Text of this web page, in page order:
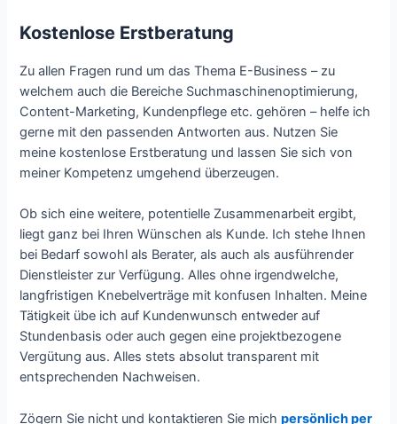
Kostenlose Erstberatung
Zu allen Fragen rund um das Thema E-Business – zu
welchem auch die Bereiche Suchmaschinenoptimierung,
Content-Marketing, Kundenpflege etc. gehören – helfe ich
gerne mit den passenden Antworten aus. Nutzen Sie
meine kostenlose Erstberatung und lassen Sie sich von
meiner Kompetenz umgehend überzeugen.
Ob sich eine weitere, potentielle Zusammenarbeit ergibt,
liegt ganz bei Ihren Wünschen als Kunde. Ich stehe Ihnen
bei Bedarf sowohl als Berater, als auch als ausführender
Dienstleister zur Verfügung. Alles ohne irgendwelche,
langfristigen Knebelverträge mit konfusen Inhalten. Meine
Tätigkeit übe ich auf Kundenwunsch entweder auf
Stundenbasis oder auch gegen eine projektbezogene
Vergütung aus. Alles stets absolut transparent mit
entsprechenden Nachweisen.
Zögern Sie nicht und kontaktieren Sie michpersönlich per